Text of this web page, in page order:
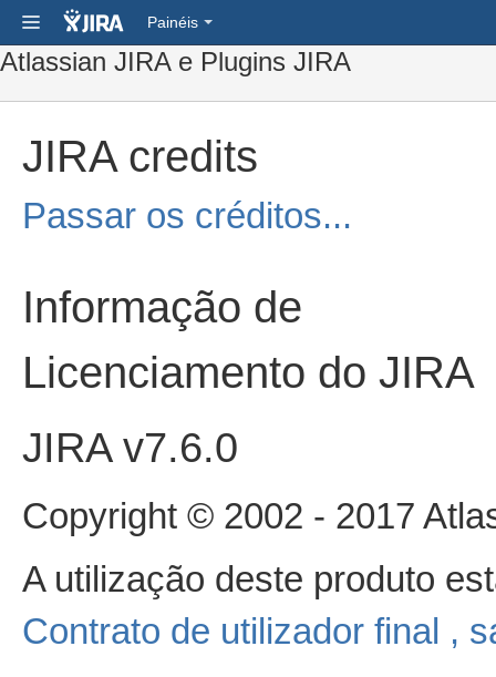
Painéis
Atlassian JIRA e Plugins JIRA
JIRA credits
Passar os créditos...
Informação de
Licenciamento do JIRA
JIRA v7.6.0
Copyright © 2002 - 2017
A utilização deste produto
Contrato de utilizador final ,